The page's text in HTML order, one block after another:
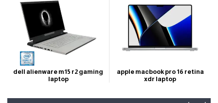
apple macbook pro 16 retina
xdr laptop
dell alienware m15 r2 gaming
laptop